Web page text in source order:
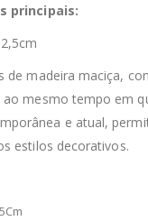
principais:
de madeira maciça,
mesmo tempo em
e atual,
estilos decorativos.